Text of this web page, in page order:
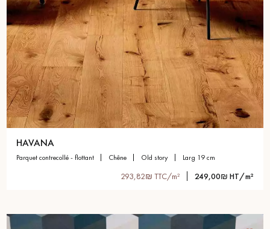
HAVANA
parquet contrecollé - flottant chêne old story larg 19 cm
293,82₪ TTC/m² 249,00₪ HT/m²